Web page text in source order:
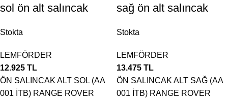
sol ön alt salıncak
Stokta
LEMFÖRDER
12.925 TL
ÖN SALINCAK ALT SOL (AA
001 İTB) RANGE ROVER
sağ ön alt salıncak
Stokta
LEMFÖRDER
13.475 TL
ÖN SALINCAK ALT SAĞ (AA
001 İTB) RANGE ROVER